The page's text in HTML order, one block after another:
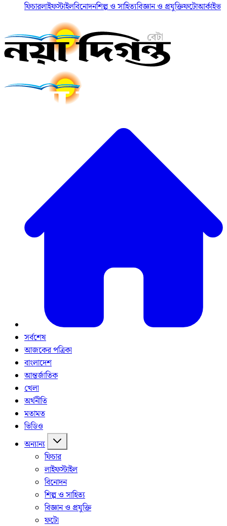
ফিচারলাইফস্টাইলবিনোদনশিল্প ও সাহিত্যবিজ্ঞান ও প্রযুক্তিফটোআর্কাইভ
সর্বশেষ
আজকের পত্রিকা
বাংলাদেশ
আন্তর্জাতিক
খেলা
অর্থনীতি
মতামত
ভিডিও
অন্যান্য
ফিচার
লাইফস্টাইল
বিনোদন
শিল্প ও সাহিত্য
বিজ্ঞান ও প্রযুক্তি
ফটো